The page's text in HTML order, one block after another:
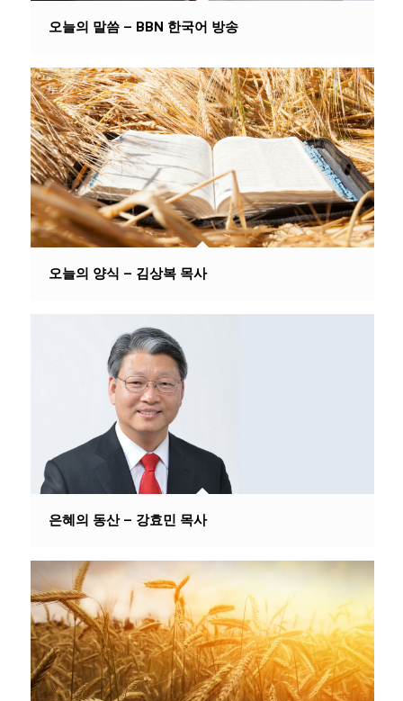
오늘의 말씀 – BBN 한국어 방송
오늘의 양식 – 김상복 목사
은혜의 동산 – 강효민 목사